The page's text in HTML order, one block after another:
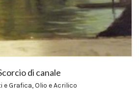
di canale
e Grafica,Olio e Acrilico